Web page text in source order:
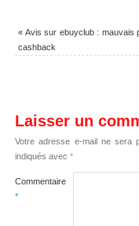
«Avis sur ebuyclub : mauvais
cashback
Laisser un
Votre adresse e-mail ne sera
indiqués avec *
Commentaire
*